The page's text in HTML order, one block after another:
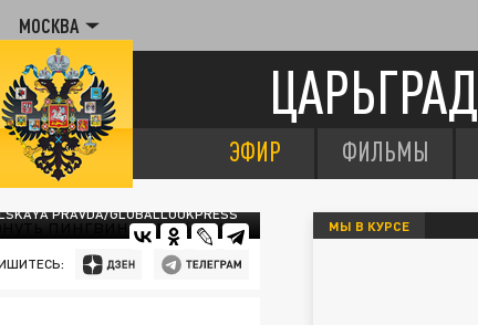
МОСКВА
ЦАРЬГРАД
ЭФИР ФИЛЬМЫ
PRAVDA/GLOBALLOOKPRESS
МЫ В КУРСЕ